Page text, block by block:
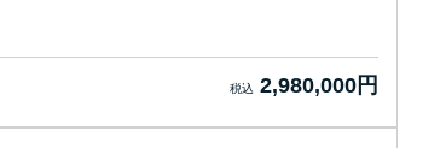
2,980,000円